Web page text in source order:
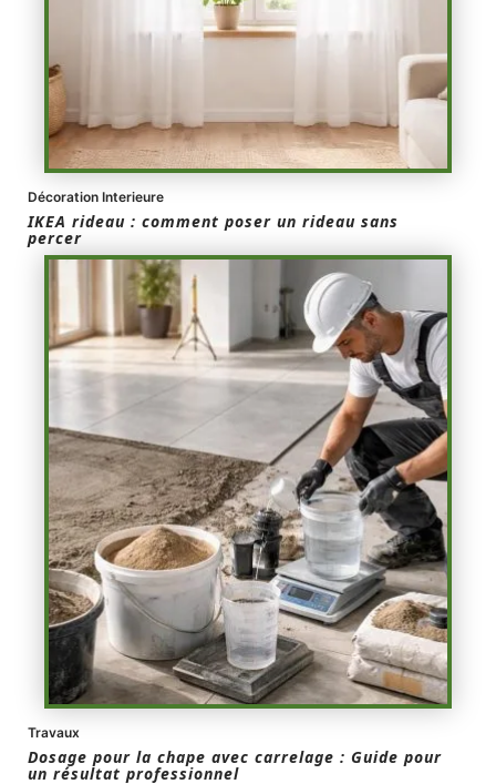
Décoration Interieure
IKEA rideau : comment poser un rideau sans
percer
Travaux
Dosage pour la chape avec carrelage : Guide pour
un résultat professionnel